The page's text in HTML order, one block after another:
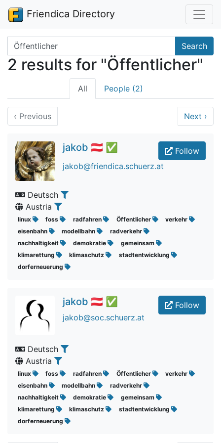
Friendica Directory
Search terms Search
2 results for "Öffentlicher"
All People (2)
‹ Previous Next ›
Follow
jakob 🇦🇹 ✅
jakob@friendica.schuerz.at
Deutsch
Austria
linux foss radfahren Öffentlicher
verkehr
eisenbahn
modellbahn
radverkehr
nachhaltigkeit
demokratie
gemeinsam
klimarettung
klimaschutz
stadtentwicklung
dorferneuerung
Follow
jakob 🇦🇹 ✅
jakob@soc.schuerz.at
Deutsch
Austria
linux foss radfahren Öffentlicher
verkehr
eisenbahn
modellbahn
radverkehr
nachhaltigkeit
demokratie
gemeinsam
klimarettung
klimaschutz
stadtentwicklung
dorferneuerung